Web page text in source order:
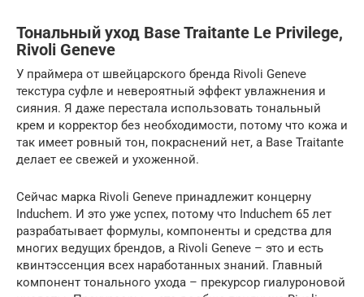
Тональный уход Base Traitante Le Privilege,
Rivoli Geneve
У праймера от швейцарского бренда Rivoli Geneve
текстура суфле и невероятный эффект увлажнения и
сияния. Я даже перестала использовать тональный
крем и корректор без необходимости, потому что кожа и
так имеет ровный тон, покраснений нет, а Base Traitante
делает ее свежей и ухоженной.
Сейчас марка Rivoli Geneve принадлежит концерну
Induchem. И это уже успех, потому что Induchem 65 лет
разрабатывает формулы, компоненты и средства для
многих ведущих брендов, а Rivoli Geneve – это и есть
квинтэссенция всех наработанных знаний. Главный
компонент тонального ухода – прекурсор гиалуроновой